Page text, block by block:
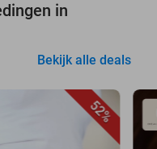
in
Bekijk alle deals
52%